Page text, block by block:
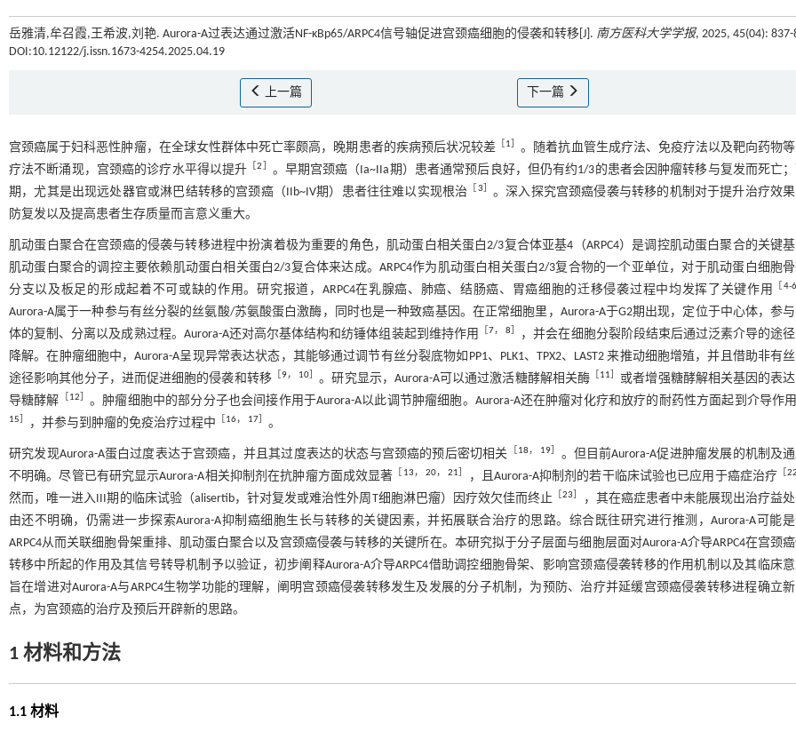
岳雅清,牟召霞,王希波,刘艳. Aurora-A过表达通过激活NF-κBp65/ARPC4信号轴促进宫颈癌细胞的侵袭和转移[J]. 南方医科大学学报, 2025, 45(04): 837-
DOI:10.12122/j.issn.1673-4254.2025.04.19
上一篇 下一篇
宫颈癌属于妇科恶性肿瘤，在全球女性群体中死亡率颇高，晚期患者的疾病预后状况较差 1
。随着抗血管生成疗法、免疫疗法以及靶向药物
疗法不断涌现，宫颈癌的诊疗水平得以提升 ［2
。早期宫颈癌（Ia~IIa期）患者通常预后良好，但仍有约1/3的患者会因肿瘤转移与复发而死亡
期，尤其是出现远处器官或淋巴结转移的宫颈癌（IIb~IV期）患者往往难以实现根治
3
。深入探究宫颈癌侵袭与转移的机制对于提升治疗效
防复发以及提高患者生存质量而言意义重大。
肌动蛋白聚合在宫颈癌的侵袭与转移进程中扮演着极为重要的角色，肌动蛋白相关蛋白2/3复合体亚基4（ARPC4）是调控肌动蛋白聚合的关键基
肌动蛋白聚合的调控主要依赖肌动蛋白相关蛋白2/3复合体来达成。ARPC4作为肌动蛋白相关蛋白2/3复合物的一个亚单位，对于肌动蛋白细胞
分支以及板足的形成起着不可或缺的作用。研究报道，ARPC4在乳腺癌、肺癌、结肠癌、胃癌细胞的迁移侵袭过程中均发挥了关键作用
［4-6
Aurora-A属于一种参与有丝分裂的丝氨酸/苏氨酸蛋白激酶，同时也是一种致癌基因。在正常细胞里，Aurora-A于G2期出现，定位于中心体，参
体的复制、分离以及成熟过程。Aurora-A还对高尔基体结构和纺锤体组装起到维持作用
［7，8
，并会在细胞分裂阶段结束后通过泛素介导的途
降解。在肿瘤细胞中，Aurora-A呈现异常表达状态，其能够通过调节有丝分裂底物如PP1、PLK1、TPX2、LAST2 来推动细胞增殖，并且借助非有
途径影响其他分子，进而促进细胞的侵袭和转移
9， 10 。研究显示，Aurora-A可以通过激活糖酵解相关酶 11
或者增强糖酵解相关基因的表
导糖酵解
12 。肿瘤细胞中的部分分子也会间接作用于Aurora-A以此调节肿瘤细胞。Aurora-A还在肿瘤对化疗和放疗的耐药性方面起到介导作用
15 ，并参与到肿瘤的免疫治疗过程中 16， 17 。
研究发现Aurora-A蛋白过度表达于宫颈癌，并且其过度表达的状态与宫颈癌的预后密切相关 18， 19
。但目前Aurora-A促进肿瘤发展的机制及
不明确。尽管已有研究显示Aurora-A相关抑制剂在抗肿瘤方面成效显著
13， 20，21 ，且Aurora-A抑制剂的若干临床试验也已应用于癌症治疗 ［22
然而，唯一进入III期的临床试验（alisertib，针对复发或难治性外周T细胞淋巴瘤）因疗效欠佳而终止 ［23
，其在癌症患者中未能展现出治疗益
由还不明确，仍需进一步探索Aurora-A抑制癌细胞生长与转移的关键因素，并拓展联合治疗的思路。综合既往研究进行推测，Aurora-A可能
ARPC4从而关联细胞骨架重排、肌动蛋白聚合以及宫颈癌侵袭与转移的关键所在。本研究拟于分子层面与细胞层面对Aurora-A介导ARPC4在宫颈
转移中所起的作用及其信号转导机制予以验证，初步阐释Aurora-A介导ARPC4借助调控细胞骨架、影响宫颈癌侵袭转移的作用机制以及其临床意
旨在增进对Aurora-A与ARPC4生物学功能的理解，阐明宫颈癌侵袭转移发生及发展的分子机制，为预防、治疗并延缓宫颈癌侵袭转移进程确立
点，为宫颈癌的治疗及预后开辟新的思路。
1 材料和方法
1.1 材料